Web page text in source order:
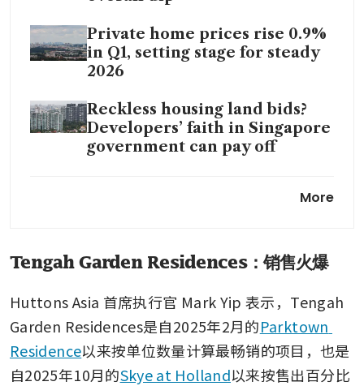
Private home prices rise 0.9%
in Q1, setting stage for steady
2026
Reckless housing land bids?
Developers’ faith in Singapore
government can pay off
new condos could be
increasingly irrelevant to
buyers
More
Tengah Garden Residences：销售火爆
Huttons Asia 首席执行官 Mark Yip 表示，Tengah
Garden Residences是自2025年2月的Parktown
Residence以来按单位数量计算最畅销的项目，也是
自2025年10月的Skye at Holland以来按售出百分比